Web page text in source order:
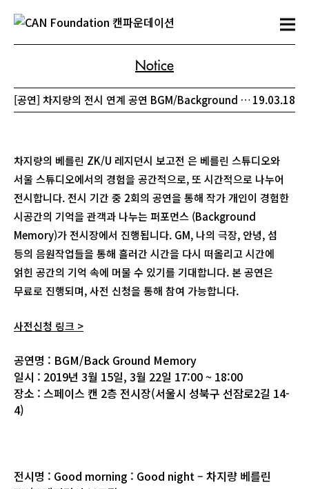
Notice
[공연] 차지량의 전시 연계 공연 BGM/Background Memory 19.03.18
차지량의 베를린 ZK/U 레지던시 보고전 은 베를린 스튜디오와
서울 스튜디오에서의 경험을 공간적으로, 또 시간적으로 나누어
전시합니다. 전시 기간 중 2회의 공연을 통해 작가 개인이 경험한
시공간의 기억을 관객과 나누는 퍼포먼스 (Background
Memory)가 전시장에서 진행됩니다. GM, 나의 극장, 안녕, 섬
등의 음원작업들을 통해 흘러간 시간을 다시 떠올리고 시간에
얽힌 공간의 기억 속에 머물 수 있기를 기대합니다. 본 공연은
무료로 진행되며, 사전 신청을 통해 참여 가능합니다.
사전신청 링크 >
공연명 : BGM/Back Ground Memory
일시 : 2019년 3월 15일, 3월 22일 17:00 ~ 18:00
장소 : 스페이스 캔 2층 전시장(서울시 성북구 선잠로2길 14-
4)
전시명 : Good morning : Good night – 차지량 베를린